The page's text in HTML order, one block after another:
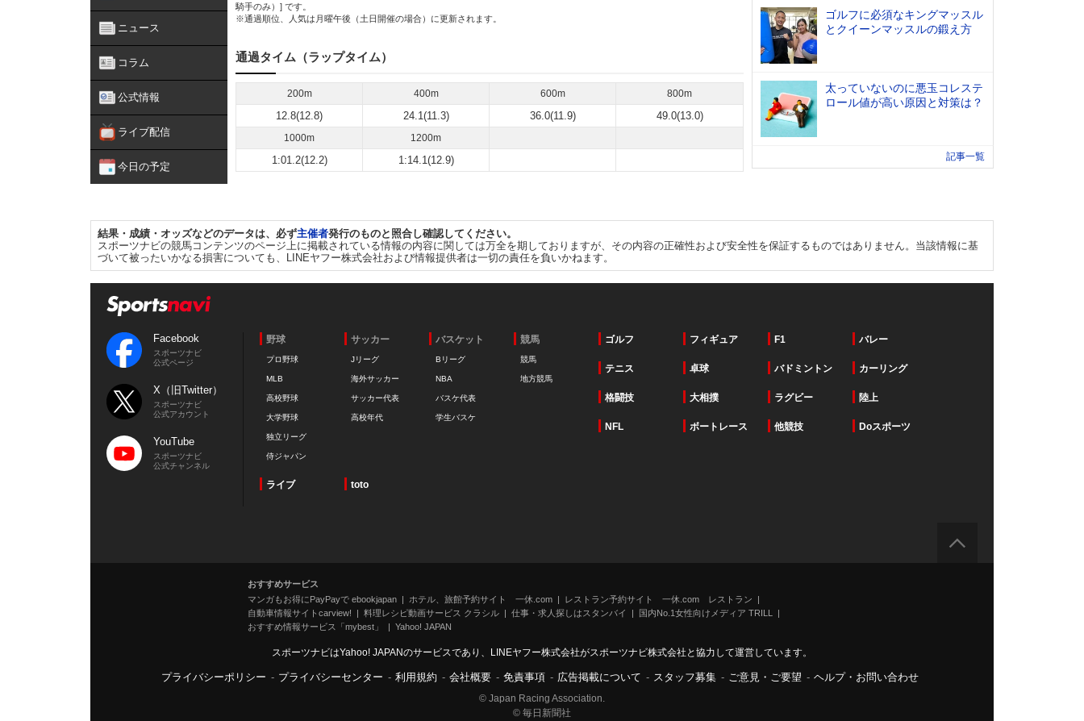
ニュース
コラム
公式情報
ライブ配信
今日の予定
騎手のみ）] です。
※通過順位、人気は月曜午後（土日開催の場合）に更新されます。
通過タイム（ラップタイム）
200m 400m 600m 800m
12.8(12.8) 24.1(11.3) 36.0(11.9) 49.0(13.0)
1000m 1200m
1:01.2(12.2) 1:14.1(12.9)
ゴルフに必須なキングマッスル
とクイーンマッスルの鍛え方
太っていないのに悪玉コレステ
ロール値が高い原因と対策は？
記事一覧
結果・成績・オッズなどのデータは、必ず主催者発行のものと照合し確認してください。
スポーツナビの競馬コンテンツのページ上に掲載されている情報の内容に関しては万全を期しておりますが、その内容の正確性および安全性を保証するものではありません。当該情報に基
づいて被ったいかなる損害についても、LINEヤフー株式会社および情報提供者は一切の責任を負いかねます。
Facebook
スポーツナビ
公式ページ
X（旧Twitter）
スポーツナビ
公式アカウント
YouTube
スポーツナビ
公式チャンネル
野球
プロ野球
MLB
高校野球
大学野球
独立リーグ
侍ジャパン
サッカー
Jリーグ
海外サッカー
サッカー代表
高校年代
バスケット
Bリーグ
NBA
バスケ代表
学生バスケ
競馬
競馬
地方競馬
ゴルフ フィギュア F1 バレー
テニス 卓球 バドミントン カーリング
格闘技 大相撲 ラグビー 陸上
NFL ボートレース 他競技 Doスポーツ
ライブ toto
おすすめサービス
マンガもお得にPayPayで ebookjapan
ホテル、旅館予約サイト 一休.com
レストラン予約サイト 一休.com レストラン
自動車情報サイトcarview!
料理レシピ動画サービス クラシル 仕事・求人探しはスタンバイ
国内No.1女性向けメディア TRILL
おすすめ情報サービス「mybest」
Yahoo! JAPAN
スポーツナビはYahoo! JAPANのサービスであり、LINEヤフー株式会社がスポーツナビ株式会社と協力して運営しています。
プライバシーポリシー - プライバシーセンター - 利用規約 - 会社概要 - 免責事項 - 広告掲載について - スタッフ募集 - ご意見・ご要望 - ヘルプ・お問い合わせ
© Japan Racing Association.
© 毎日新聞社